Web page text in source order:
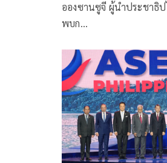
อองซานซูจี ผู้นำประชาธิ
พบก…